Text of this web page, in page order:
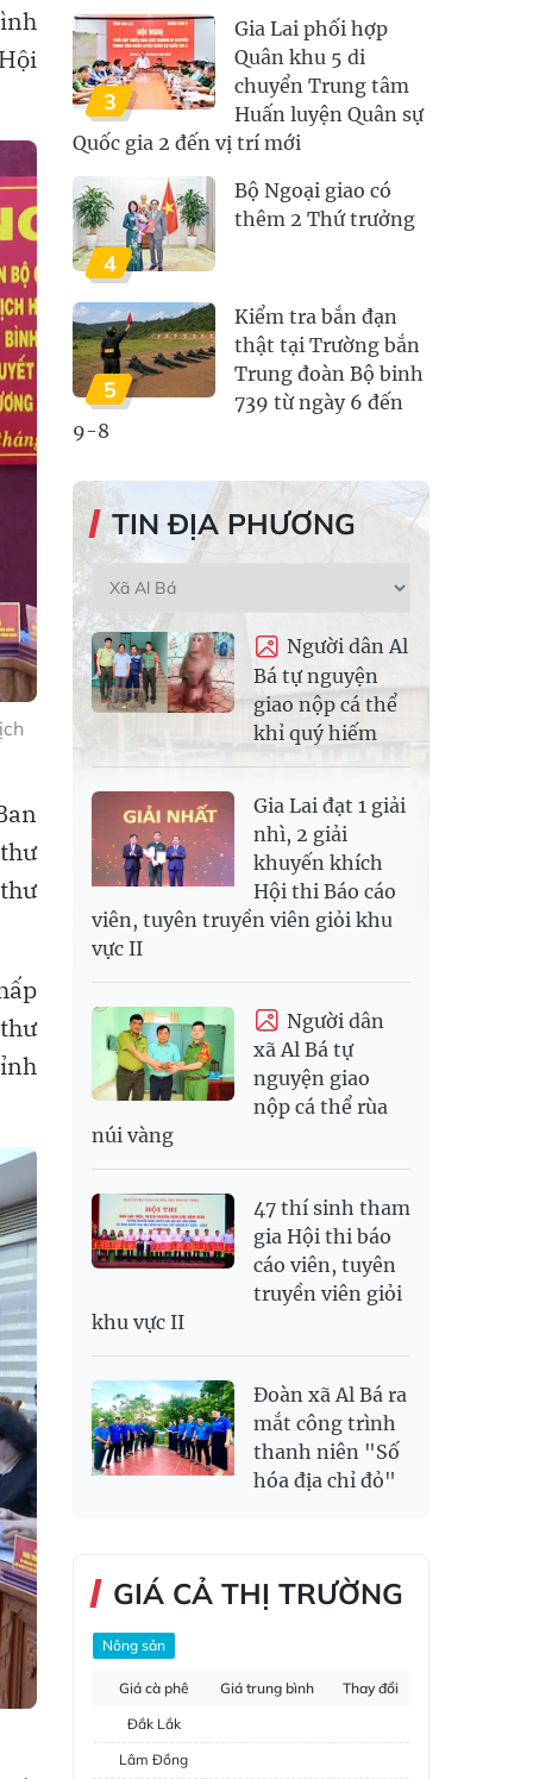
3
Gia Lai phối hợp
Quân khu 5 di
chuyển Trung tâm
Huấn luyện Quân sự
Quốc gia 2 đến vị trí mới
4
Bộ Ngoại giao có
thêm 2 Thứ trưởng
5
Kiểm tra bắn đạn
thật tại Trường bắn
Trung đoàn Bộ binh
739 từ ngày 6 đến
9-8
TIN ĐỊA PHƯƠNG
Người dân Al
Bá tự nguyện
giao nộp cá thể
khỉ quý hiếm
Gia Lai đạt 1 giải
nhì, 2 giải
khuyến khích
Hội thi Báo cáo
viên, tuyên truyền viên giỏi khu
vực II
Người dân
xã Al Bá tự
nguyện giao
nộp cá thể rùa
núi vàng
47 thí sinh tham
gia Hội thi báo
cáo viên, tuyên
truyền viên giỏi
khu vực II
Đoàn xã Al Bá ra
mắt công trình
thanh niên "Số
hóa địa chỉ đỏ"
GIÁ CẢ THỊ TRƯỜNG
Nông sản
Giá cà phê Giá trung bình
Thay đổi
Đắk Lắk
Lâm Đồng